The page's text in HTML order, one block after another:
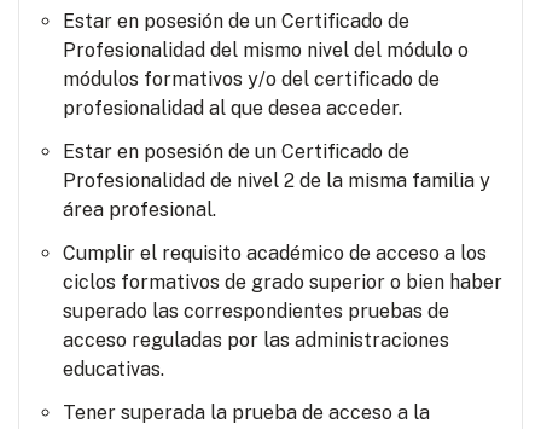
Estar en posesión de un Certificado de
Profesionalidad del mismo nivel del módulo o
módulos formativos y/o del certificado de
profesionalidad al que desea acceder.
Estar en posesión de un Certificado de
Profesionalidad de nivel 2 de la misma familia y
área profesional.
Cumplir el requisito académico de acceso a los
ciclos formativos de grado superior o bien haber
superado las correspondientes pruebas de
acceso reguladas por las administraciones
educativas.
Tener superada la prueba de acceso a la